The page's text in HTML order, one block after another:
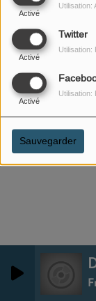
Activé
Utilisation:
Twitter
Activé
Utilisation:
Activé
Utilisation:
Sauvegarder
26 DÉCEMBRE
ÉCOUTER
Chronique: Je